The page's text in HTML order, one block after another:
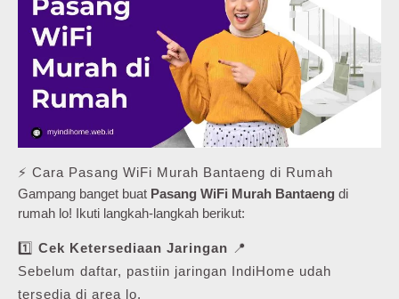
⚡ Cara Pasang WiFi Murah Bantaeng di Rumah
Gampang banget buat Pasang WiFi Murah Bantaeng di
rumah lo! Ikuti langkah-langkah berikut:
1️⃣ Cek Ketersediaan Jaringan 📍
Sebelum daftar, pastiin jaringan IndiHome udah
tersedia di area lo.